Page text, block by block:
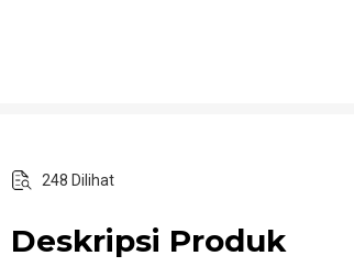
248 Dilihat
Deskripsi Produk